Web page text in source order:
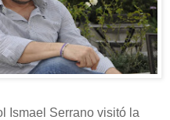
Ismael Serrano visitó la